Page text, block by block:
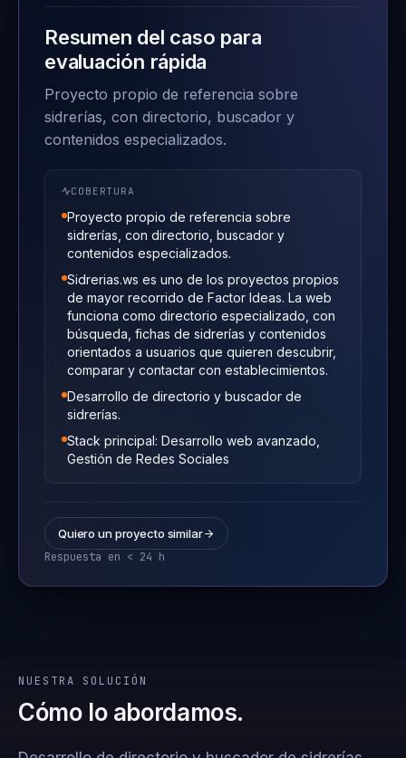
Resumen del caso para
evaluación rápida
Proyecto propio de referencia sobre
sidrerías, con directorio, buscador y
contenidos especializados.
COBERTURA
Proyecto propio de referencia sobre
sidrerías, con directorio, buscador y
contenidos especializados.
Sidrerias.ws es uno de los proyectos propios
de mayor recorrido de Factor Ideas. La web
funciona como directorio especializado, con
búsqueda, fichas de sidrerías y contenidos
orientados a usuarios que quieren descubrir,
comparar y contactar con establecimientos.
Desarrollo de directorio y buscador de
sidrerías.
Stack principal: Desarrollo web avanzado,
Gestión de Redes Sociales
Quiero un proyecto similar
Respuesta en < 24 h
NUESTRA SOLUCIÓN
Cómo lo abordamos.